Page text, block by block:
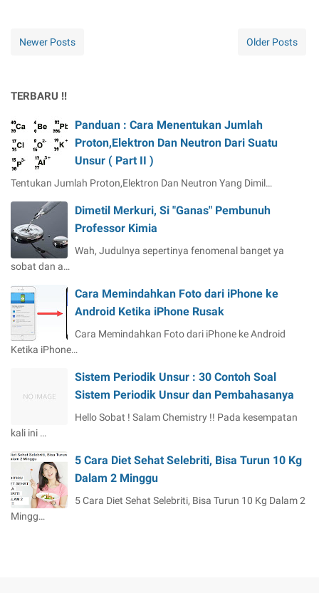
Newer Posts Older Posts
TERBARU !!
Panduan : Cara Menentukan Jumlah
Proton,Elektron Dan Neutron Dari Suatu
Unsur ( Part II )
Tentukan Jumlah Proton,Elektron Dan Neutron Yang Dimil…
Dimetil Merkuri, Si "Ganas" Pembunuh
Professor Kimia
Wah, Judulnya sepertinya fenomenal banget ya
sobat dan a…
Cara Memindahkan Foto dari iPhone ke
Android Ketika iPhone Rusak
Cara Memindahkan Foto dari iPhone ke Android
Ketika iPhone…
Sistem Periodik Unsur : 30 Contoh Soal
Sistem Periodik Unsur dan Pembahasanya
Hello Sobat ! Salam Chemistry !! Pada kesempatan
kali ini …
5 Cara Diet Sehat Selebriti, Bisa Turun 10 Kg
Dalam 2 Minggu
5 Cara Diet Sehat Selebriti, Bisa Turun 10 Kg Dalam 2
Mingg…